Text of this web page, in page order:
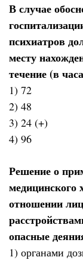
В случае
психиатров
месту
течение (в
1) 72
2) 48
3) 24 (+)
4) 96
Решение о
медицинского
отношении
опасные
1) органами